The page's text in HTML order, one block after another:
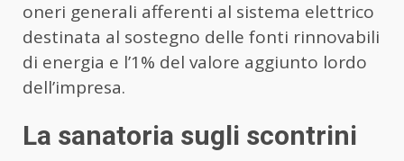
oneri generali afferenti al sistema elettrico
destinata al sostegno delle fonti rinnovabili
di energia e l’1% del valore aggiunto lordo
dell’impresa.
La sanatoria sugli scontrini